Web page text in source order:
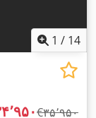
1 / 14
‎€۳۴٬۹۵۰ ‎€۳۵٬۹۵۰